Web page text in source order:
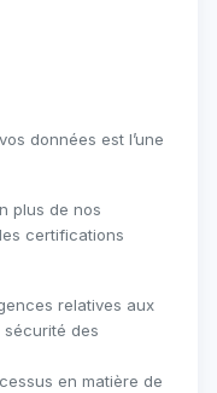
données est l’une
plus de nos
certifications
relatives aux
sécurité des
en matière de